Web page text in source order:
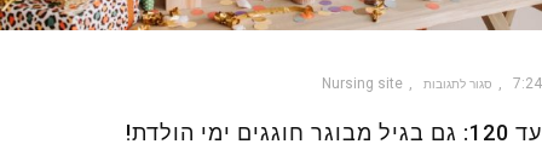
סגור לתגובות Nursing site
ימי הולדת!